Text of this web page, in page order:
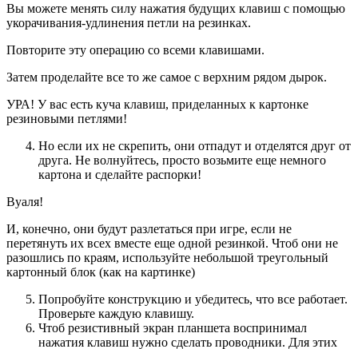
Вы можете менять силу нажатия будущих клавиш с помощью
укорачивания-удлинения петли на резинках.
Повторите эту операцию со всеми клавишами.
Затем проделайте все то же самое с верхним рядом дырок.
УРА! У вас есть куча клавиш, приделанных к картонке
резиновыми петлями!
Но если их не скрепить, они отпадут и отделятся друг от
друга. Не волнуйтесь, просто возьмите еще немного
картона и сделайте распорки!
Вуаля!
И, конечно, они будут разлетаться при игре, если не
перетянуть их всех вместе еще одной резинкой. Чтоб они не
разошлись по краям, используйте небольшой треугольный
картонный блок (как на картинке)
Попробуйте конструкцию и убедитесь, что все работает.
Проверьте каждую клавишу.
Чтоб резистивный экран планшета воспринимал
нажатия клавиш нужно сделать проводники. Для этих